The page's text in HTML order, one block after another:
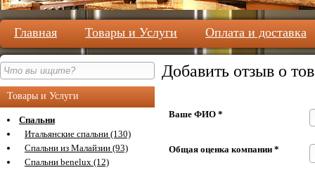
Главная Товары и Услуги Оплата и доставка
Товары и Услуги
Спальни
Итальянские спальни (130)
Спальни из Малайзии (93)
Спальни benelux (12)
Добавить отзыв о
Ваше ФИО *
Общая оценка компании *